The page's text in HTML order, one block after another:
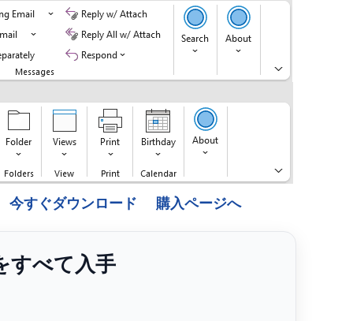
今すぐダウンロード 購入ページへ
すべて入手